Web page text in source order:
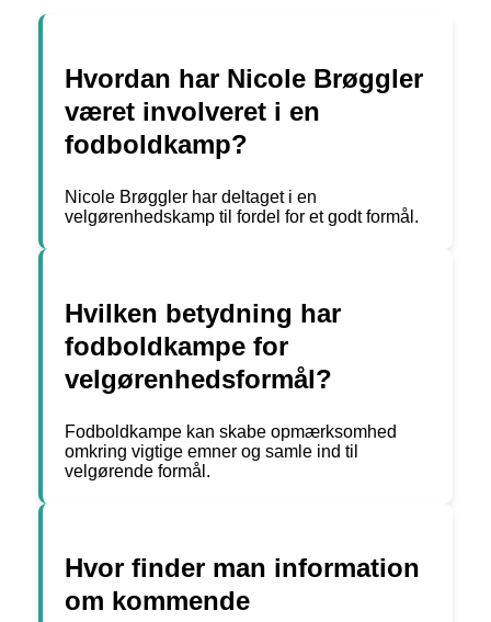
Hvordan har Nicole Brøggler
været involveret i en
fodboldkamp?
Nicole Brøggler har deltaget i en
velgørenhedskamp til fordel for et godt formål.
Hvilken betydning har
fodboldkampe for
velgørenhedsformål?
Fodboldkampe kan skabe opmærksomhed
omkring vigtige emner og samle ind til
velgørende formål.
Hvor finder man information
om kommende